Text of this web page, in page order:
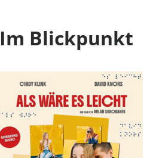
Im Blickpunkt